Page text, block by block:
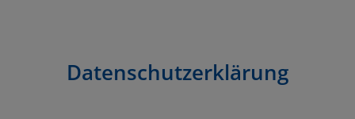
Datenschutz­erklärung